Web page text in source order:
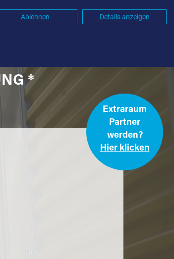
*
Extraraum
Partner
werden?
Hier klicken
Ablehnen Details anzeigen